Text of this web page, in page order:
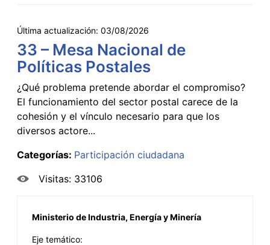
Última actualización: 03/08/2026
33 – Mesa Nacional de
Políticas Postales
¿Qué problema pretende abordar el compromiso?
El funcionamiento del sector postal carece de la
cohesión y el vínculo necesario para que los
diversos actore...
Categorías: Participación ciudadana
Visitas: 33106
Ministerio de Industria, Energía y Minería
Eje temático: